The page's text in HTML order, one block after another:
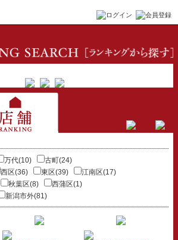
万代(10)
古町(24)
西区(36) 東区(39)
江南区(17)
秋葉区(8)
西蒲区(1)
新潟市外(81)